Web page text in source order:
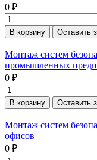
0 ₽
В корзину Оставить
Монтаж систем
промышленных
0 ₽
В корзину Оставить
Монтаж систем
офисов
0 ₽